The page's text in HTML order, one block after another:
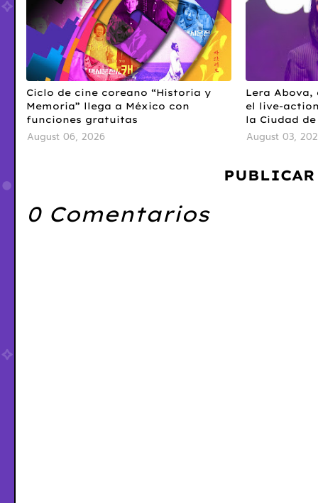
Ciclo de cine coreano “Historia y
Memoria” llega a México con
funciones gratuitas
August 06, 2026
Lera Abova,
el live-
la Ciudad
August 03,
0 Comentarios